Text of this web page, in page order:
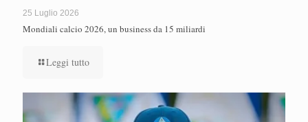
25 Luglio 2026
Mondiali calcio 2026, un business da 15 miliardi
Leggi tutto